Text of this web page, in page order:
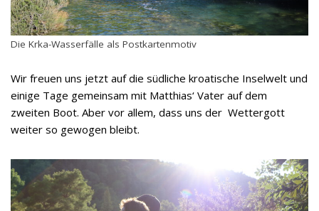
Die Krka-Wasserfälle als Postkartenmotiv
Wir freuen uns jetzt auf die südliche kroatische Inselwelt und
einige Tage gemeinsam mit Matthias‘ Vater auf dem
zweiten Boot. Aber vor allem, dass uns der Wettergott
weiter so gewogen bleibt.